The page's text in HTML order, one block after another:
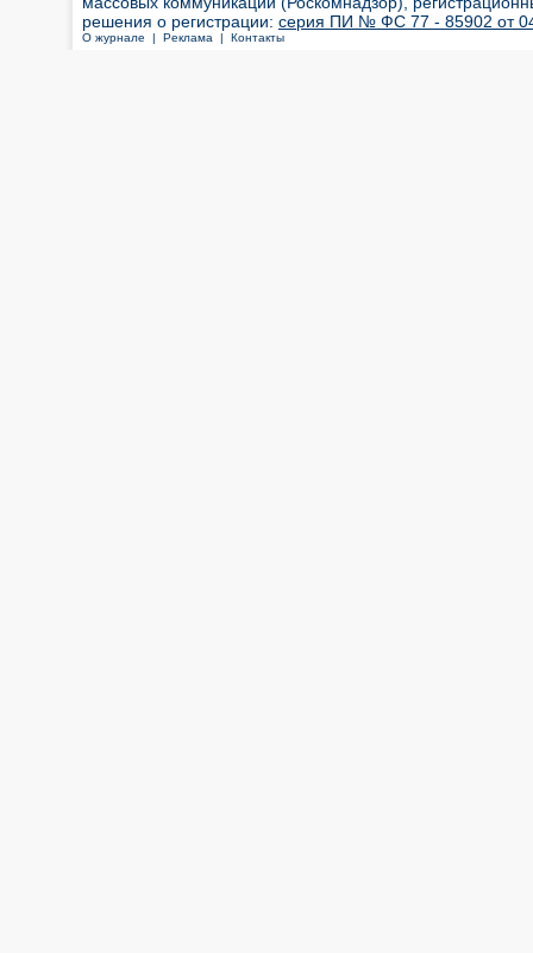
решения о регистрации: серия ПИ № ФС 77 - 85902 от 04
О журнале | Реклама | Контакты